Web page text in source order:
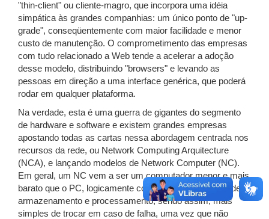
"thin-client" ou cliente-magro, que incorpora uma idéia
simpática às grandes companhias: um único ponto de "up-
grade", conseqüentemente com maior facilidade e menor
custo de manutenção. O comprometimento das empresas
com tudo relacionado a Web tende a acelerar a adoção
desse modelo, distribuindo "browsers" e levando as
pessoas em direção a uma interface genérica, que poderá
rodar em qualquer plataforma.
Na verdade, esta é uma guerra de gigantes do segmento
de hardware e software e existem grandes empresas
apostando todas as cartas nessa abordagem centrada nos
recursos da rede, ou Network Computing Arquitecture
(NCA), e lançando modelos de Network Computer (NC).
Em geral, um NC vem a ser um computador menor e mais
barato que o PC, logicamente com menor capacidade de
armazenamento e processamento, sendo assim, mais
simples de trocar em caso de falha, uma vez que não